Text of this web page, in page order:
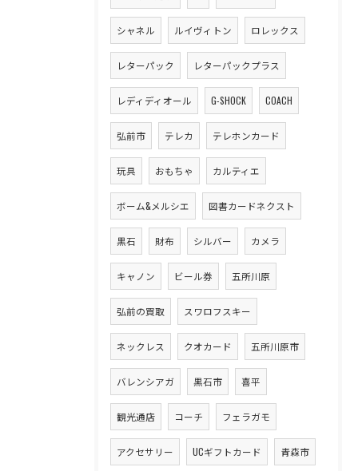
シャネル ルイヴィトン ロレックス
レターパック レターパックプラス
レディディオール G-SHOCK COACH
弘前市 テレカ テレホンカード
玩具 おもちゃ カルティエ
ボーム&メルシエ 図書カードネクスト
黒石 財布 シルバー カメラ
キャノン ビール券 五所川原
弘前の買取 スワロフスキー
ネックレス クオカード 五所川原市
バレンシアガ 黒石市 喜平
観光通店 コーチ フェラガモ
アクセサリー UCギフトカード 青森市